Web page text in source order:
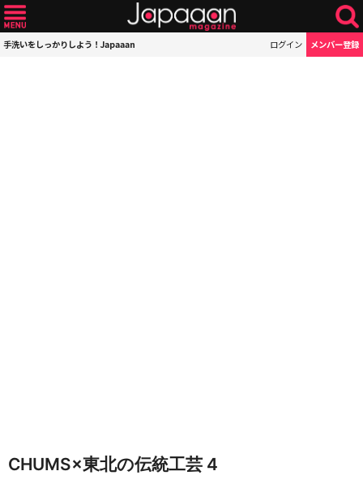
手洗いをしっかりしよう！Japaaan ログイン メンバー登録
CHUMS×東北の伝統工芸 4